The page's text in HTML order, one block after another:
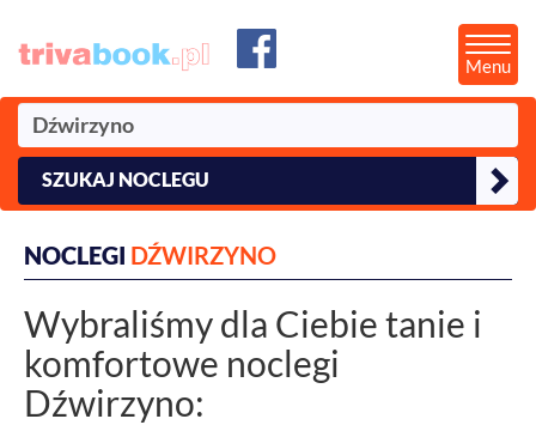
Menu
SZUKAJ NOCLEGU
NOCLEGI DŹWIRZYNO
Wybraliśmy dla Ciebie tanie i
komfortowe noclegi
Dźwirzyno: